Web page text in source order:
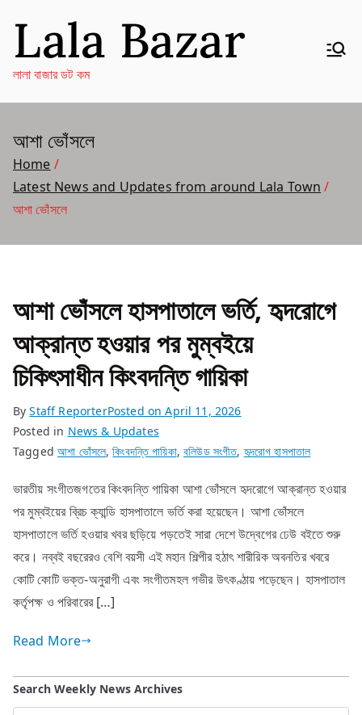
content
Lala Bazar
লালা বাজার ডট কম
আশা ভোঁসলে
Home
Latest News and Updates from around Lala Town
আশা ভোঁসলে
আশা ভোঁসলে হাসপাতালে ভর্তি, হৃদরোগে
আক্রান্ত হওয়ার পর মুম্বইয়ে
চিকিৎসাধীন কিংবদন্তি গায়িকা
ByStaff ReporterPosted onApril 11, 2026
Posted in News & Updates
Taggedআশা ভোঁসলে,কিংবদন্তি গায়িকা,বলিউড সংগীত,হৃদরোগ হাসপাতাল
ভারতীয় সংগীতজগতের কিংবদন্তি গায়িকা আশা ভোঁসলে হৃদরোগে আক্রান্ত হওয়ার
পর মুম্বইয়ের ব্রিচ ক্যান্ডি হাসপাতালে ভর্তি করা হয়েছেন। আশা ভোঁসলে
হাসপাতালে ভর্তি হওয়ার খবর ছড়িয়ে পড়তেই সারা দেশে উদ্বেগের ঢেউ বইতে শুরু
করে। নব্বই বছরেরও বেশি বয়সী এই মহান শিল্পীর হঠাৎ শারীরিক অবনতির খবরে
কোটি কোটি ভক্ত-অনুরাগী এবং সংগীতমহল গভীর উৎকণ্ঠায় পড়েছেন। হাসপাতাল
কর্তৃপক্ষ ও পরিবারের […]
Read More
Search Weekly News Archives